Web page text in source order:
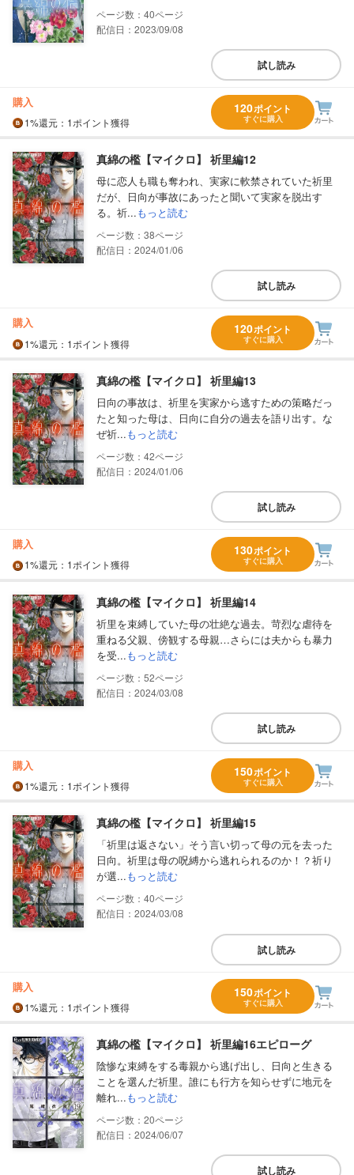
40
配信日：2023/09/08
試し読み
購入
1%還元 ：1ポイント獲得
120ポイント
すぐに購入
真綿の檻【マイクロ】 祈里編12
母に恋人も職も奪われ、実家に軟禁されていた祈里
だが、日向が事故にあったと聞いて実家を脱出す
る。祈...もっと読む
38
配信日：2024/01/06
試し読み
購入
1%還元 ：1ポイント獲得
120ポイント
すぐに購入
真綿の檻【マイクロ】 祈里編13
日向の事故は、祈里を実家から逃すための策略だっ
たと知った母は、日向に自分の過去を語り出す。な
ぜ祈...もっと読む
42
配信日：2024/01/06
試し読み
購入
1%還元 ：1ポイント獲得
130ポイント
すぐに購入
真綿の檻【マイクロ】 祈里編14
祈里を束縛していた母の壮絶な過去。苛烈な虐待を
重ねる父親、傍観する母親…さらには夫からも暴力
を受...もっと読む
52
配信日：2024/03/08
試し読み
購入
1%還元 ：1ポイント獲得
150ポイント
すぐに購入
真綿の檻【マイクロ】 祈里編15
「祈里は返さない」そう言い切って母の元を去った
日向。祈里は母の呪縛から逃れられるのか！？祈り
が選...もっと読む
40
配信日：2024/03/08
試し読み
購入
1%還元 ：1ポイント獲得
150ポイント
すぐに購入
真綿の檻【マイクロ】 祈里編16エピローグ
陰惨な束縛をする毒親から逃げ出し、日向と生きる
ことを選んだ祈里。誰にも行方を知らせずに地元を
離れ...もっと読む
20
配信日：2024/06/07
試し読み